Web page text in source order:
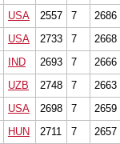
USA 2557 7
2686
USA 2733 7
2668
IND 2693 7
2666
UZB 2748 7
2663
USA 2698 7
2659
HUN 2711 7
2657